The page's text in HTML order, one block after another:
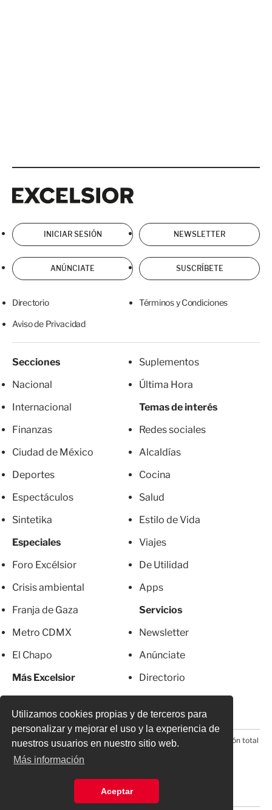
Utilizamos cookies propias y de terceros para
personalizar y mejorar el uso y la experiencia de
nuestros usuarios en nuestro sitio web.
Más información
Aceptar
INICIAR SESIÓN NEWSLETTER
ANÚNCIATE SUSCRÍBETE
Directorio Términos y Condiciones
Aviso de Privacidad
Secciones
Nacional
Internacional
Finanzas
Ciudad de México
Deportes
Espectáculos
Sintetika
Especiales
Foro Excélsior
Crisis ambiental
Franja de Gaza
Metro CDMX
El Chapo
Más Excelsior
Suplementos
Última Hora
Temas de interés
Redes sociales
Alcaldías
Cocina
Salud
Estilo de Vida
Viajes
De Utilidad
Apps
Servicios
Newsletter
Anúnciate
Directorio
© 2026 Todos los derechos reservados. Prohibida la reproducción total
o parcial, incluyendo cualquier medio electrónico*